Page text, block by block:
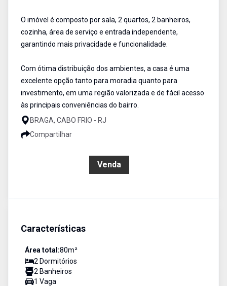
O imóvel é composto por sala, 2 quartos, 2 banheiros,
cozinha, área de serviço e entrada independente,
garantindo mais privacidade e funcionalidade.
Com ótima distribuição dos ambientes, a casa é uma
excelente opção tanto para moradia quanto para
investimento, em uma região valorizada e de fácil acesso
às principais conveniências do bairro.
BRAGA, CABO FRIO - RJ
Compartilhar
Venda
Características
Área total:80m²
2 Dormitórios
2 Banheiros
1 Vaga